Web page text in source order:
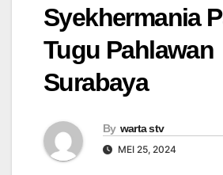
Syekhermania
Tugu Pahlawan
Surabaya
By warta stv
MEI 25, 2024